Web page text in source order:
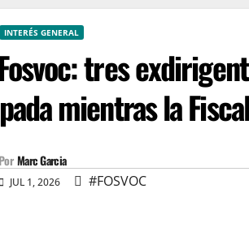
INTERÉS GENERAL
tres
mientras la
Por Marc Garcia
JUL 1, 2026 #FOSVOC